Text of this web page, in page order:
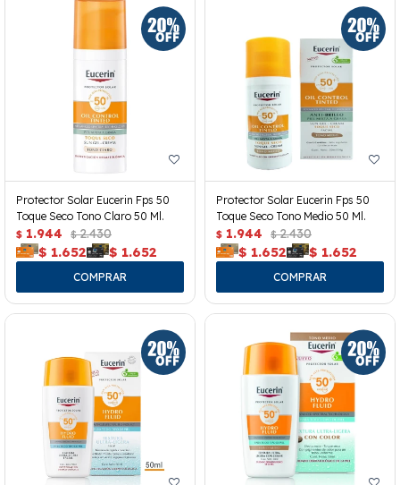
Protector Solar Eucerin Fps 50
Toque Seco Tono Claro 50 Ml.
$ 1.944 $ 2.430
$ 1.652 $ 1.652
Protector Solar Eucerin Fps 50
Toque Seco Tono Medio 50 Ml.
$ 1.944 $ 2.430
$ 1.652 $ 1.652